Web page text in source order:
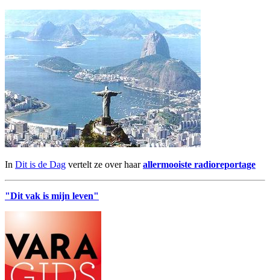
In Dit is de Dag vertelt ze over haarallermooiste radioreportage
"Dit vak is mijn leven"